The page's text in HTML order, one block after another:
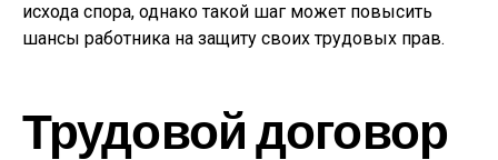
исхода спора, однако такой шаг может повысить
шансы работника на защиту своих трудовых прав.
Трудовой договор